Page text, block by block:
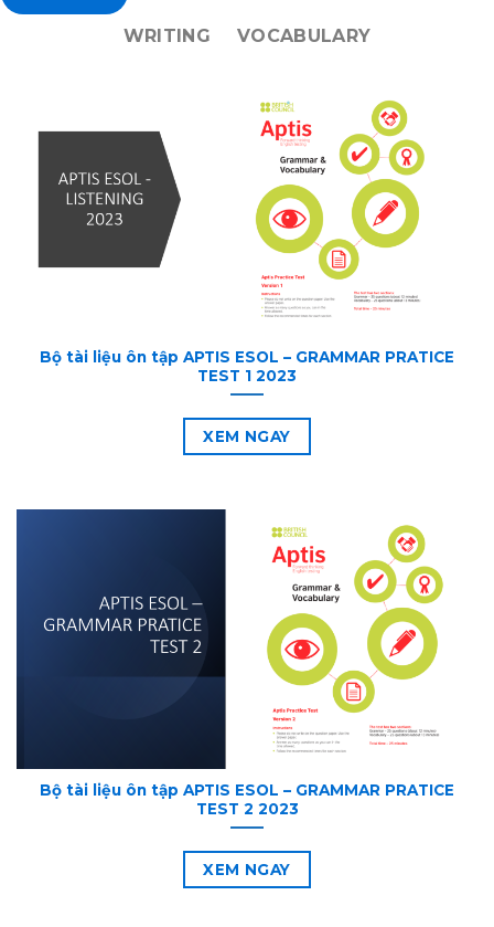
WRITING VOCABULARY
Bộ tài liệu ôn tập APTIS ESOL – GRAMMAR PRATICE
TEST 1 2023
XEM NGAY
Bộ tài liệu ôn tập APTIS ESOL – GRAMMAR PRATICE
TEST 2 2023
XEM NGAY